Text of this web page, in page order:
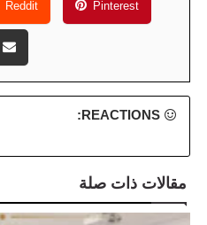
Pinterest
Reddit
REACTIONS:
مقالات ذات صلة